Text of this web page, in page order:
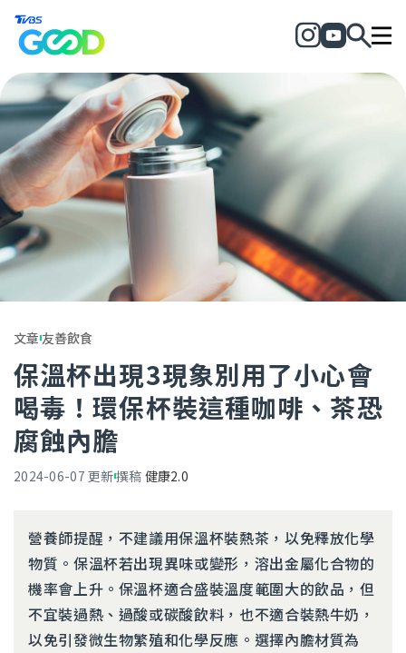
文章友善飲食
保溫杯出現3現象別用了小心會
喝毒！環保杯裝這種咖啡、茶恐
腐蝕內膽
2024-06-07 更新撰稿 健康2.0
營養師提醒，不建議用保溫杯裝熱茶，以免釋放化學
物質。保溫杯若出現異味或變形，溶出金屬化合物的
機率會上升。保溫杯適合盛裝溫度範圍大的飲品，但
不宜裝過熱、過酸或碳酸飲料，也不適合裝熱牛奶，
以免引發微生物繁殖和化學反應。選擇內膽材質為